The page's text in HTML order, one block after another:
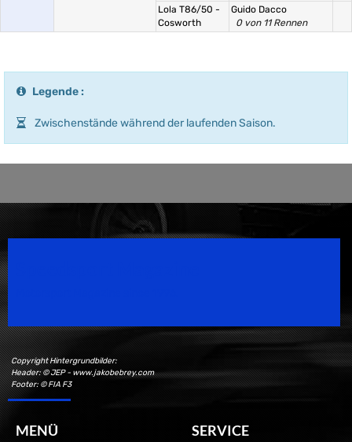
Lola T86/50 -
Cosworth
Guido Dacco
0 von 11 Rennen
Legende :
Zwischenstände während der laufenden Saison.
Copyright Hintergrundbilder:
Header: © JEP - www.jakobebrey.com
Footer: © FIA F3
MENÜ SERVICE